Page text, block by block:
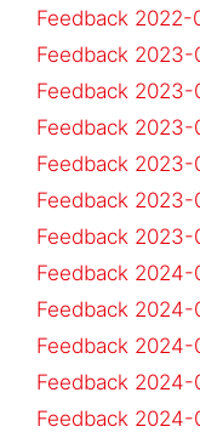
Feedback 2022-
Feedback 2023-
Feedback 2023-
Feedback 2023-
Feedback 2023-
Feedback 2023-
Feedback 2023-
Feedback 2024-
Feedback 2024-
Feedback 2024-
Feedback 2024-
Feedback 2024-